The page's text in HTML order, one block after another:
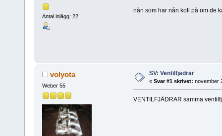
Antal inlägg: 22
nån som har nån koll på om de
volyota
Weber 55
SV: Ventilfjädrar
« Svar #1 skrivet: november
VENTILFJÄDRAR samma